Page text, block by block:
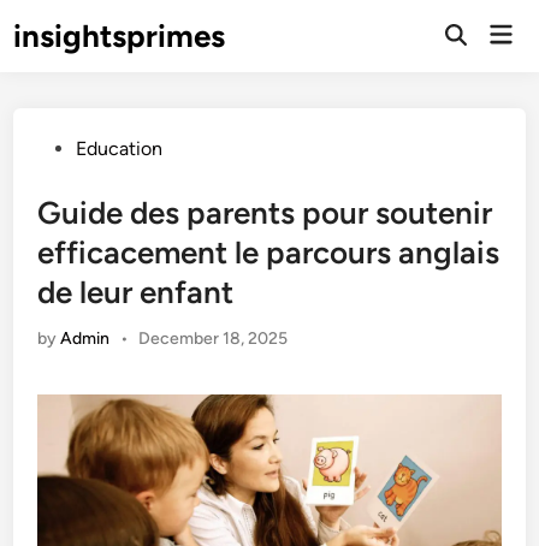
toinsightsprimes
Open
PostedEducation
Guide des parents pour soutenir
efficacement le parcours anglais
de leur enfant
byAdmin • December 18, 2025